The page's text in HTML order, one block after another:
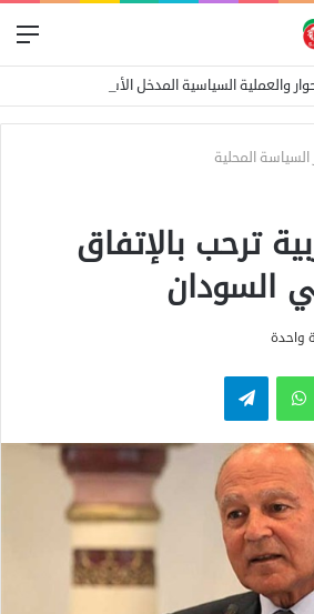
السياسة المحلية
ترحب بالإتفاق
السودان
واحدة
واتساب تيلقرام